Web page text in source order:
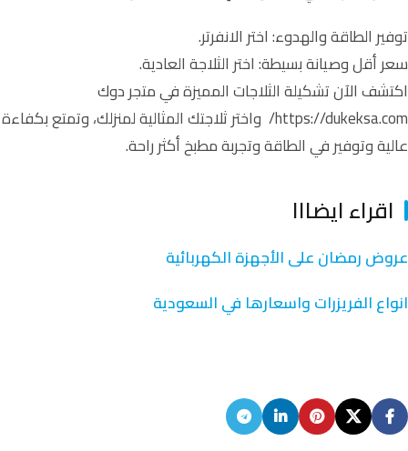
توفير الطاقة والهدوء: اختر الانفرتر.
سعر أقل وصيانة بسيطة: اختر الثلاجة العادية.
اكتشف الآن تشكيلة الثلاجات المميزة في متجر دوك
https://dukeksa.com/ واختر ثلاجتك المثالية لمنزلك، وتمتع بكفاءة
عالية وتوفير في الطاقة وتجربة مطبخ أكثر راحة.
اقراء ايضااا
عروض رمضان على الأجهزة الكهربائية
انواع الفريزرات واسعارها في السعودية